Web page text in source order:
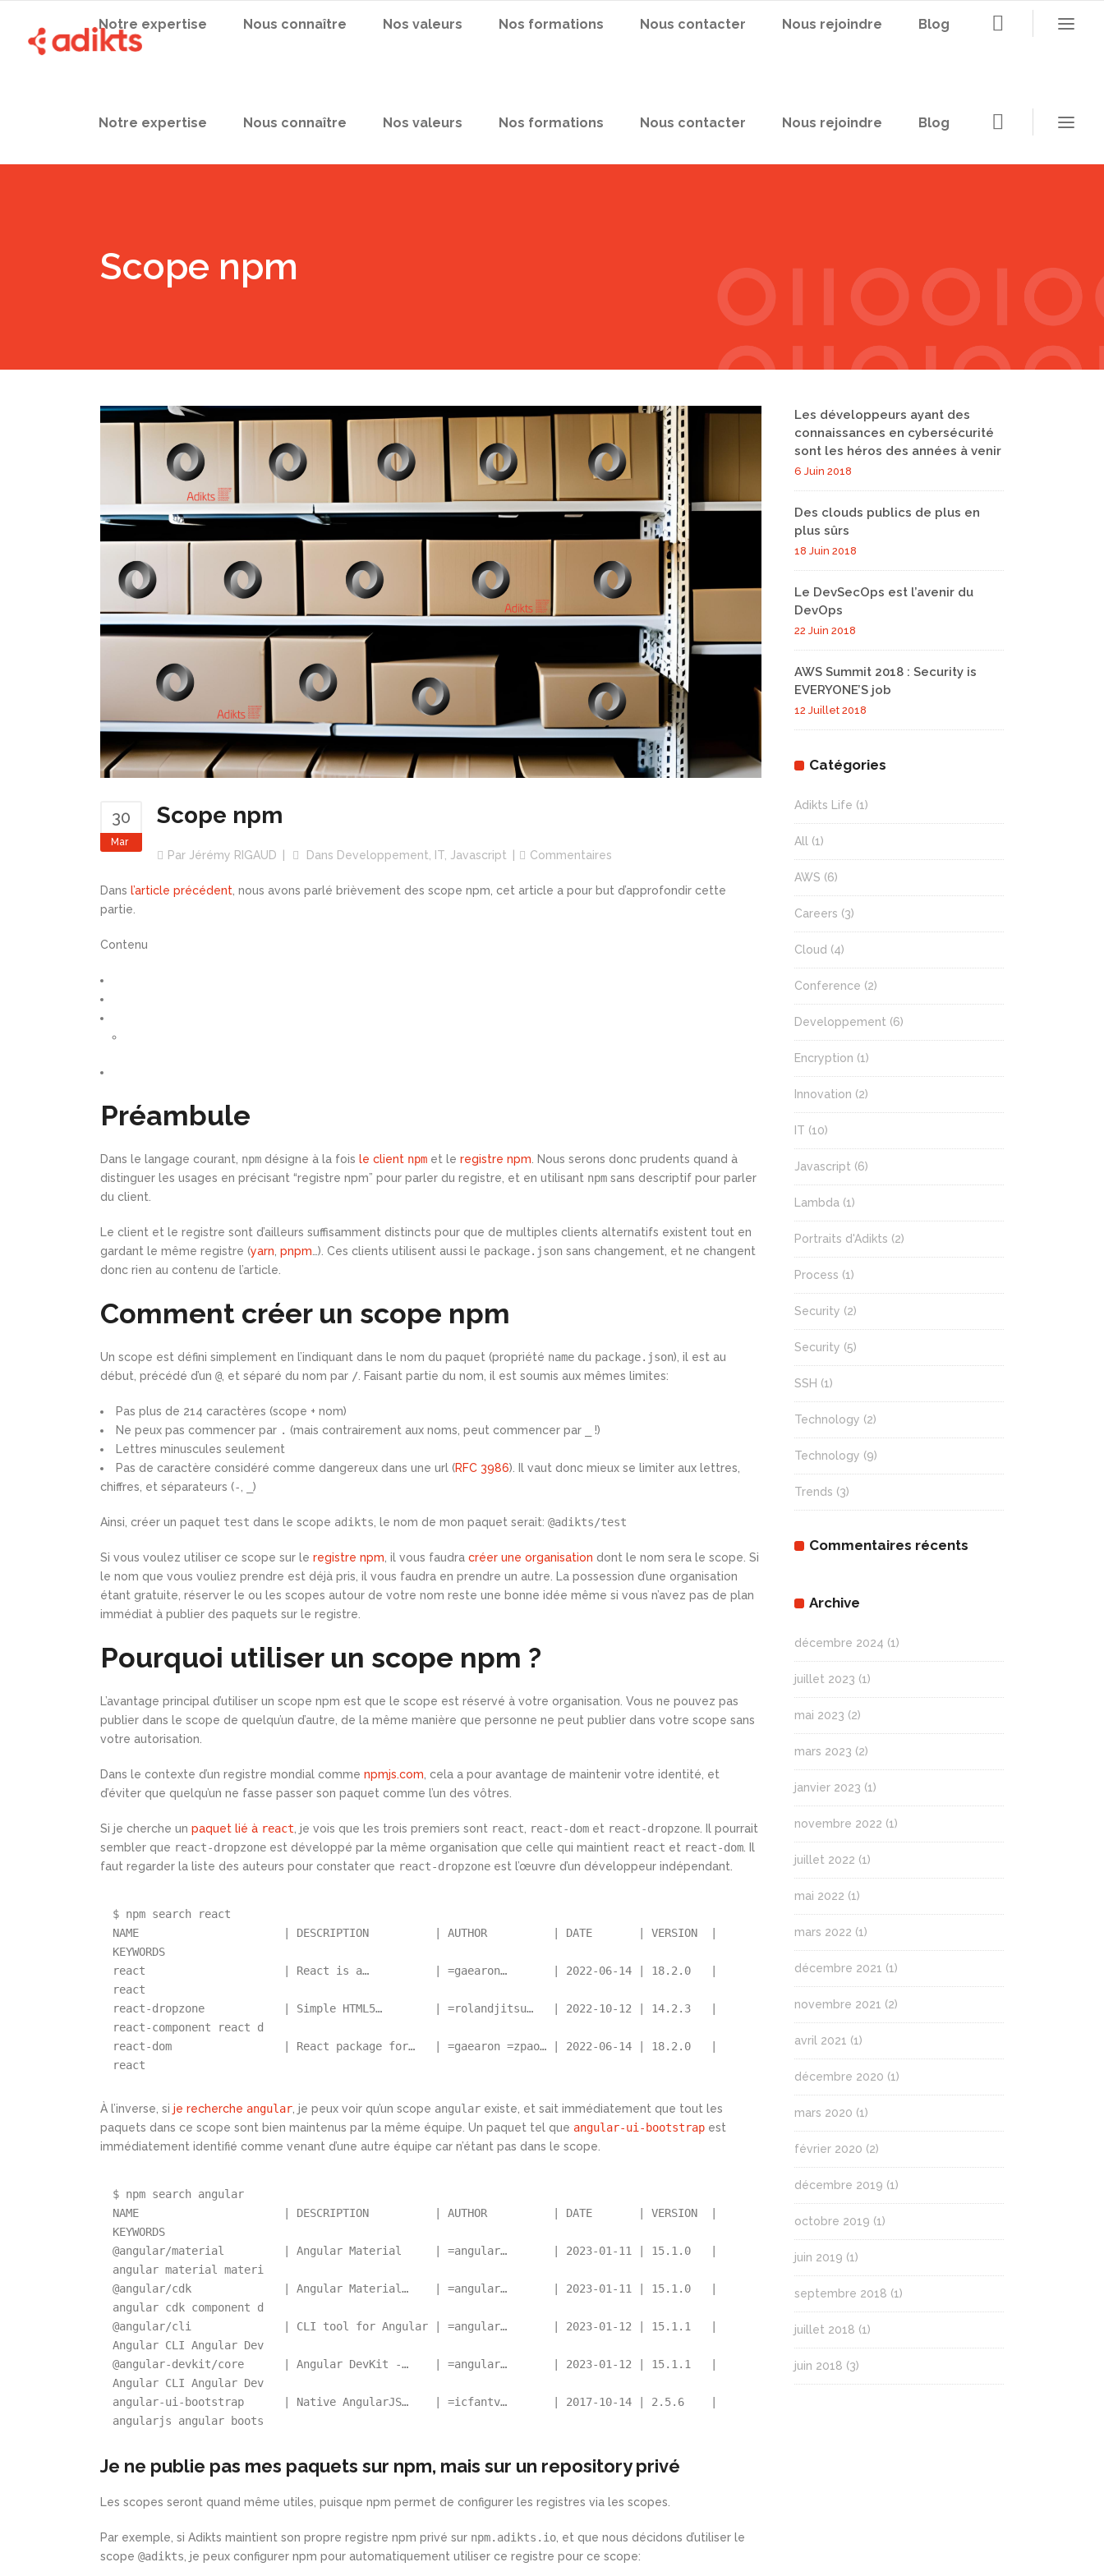
Notre expertise Nous connaître Nos valeurs Nos formations Nous contacter Nous rejoindre Blog
Notre expertise Nous connaître Nos valeurs Nos formations Nous contacter Nous rejoindre Blog
Scope npm
30
Mar
Scope npm
Par Jérémy RIGAUD Dans Developpement IT Javascript Commentaires
Dans l’article précédent , nous avons parlé brièvement des scope npm, cet article a pour but d’approfondir cette
partie.
Contenu
Préambule
Dans le langage courant, npm désigne à la fois le client npm et le registre npm . Nous serons donc prudents quand à
distinguer les usages en précisant “registre npm” pour parler du registre, et en utilisant npm sans descriptif pour parler
du client.
Le client et le registre sont d’ailleurs suffisamment distincts pour que de multiples clients alternatifs existent tout en
gardant le même registre (yarn pnpm …). Ces clients utilisent aussi le package.json sans changement, et ne changent
donc rien au contenu de l’article.
Comment créer un scope npm
Un scope est défini simplement en l’indiquant dans le nom du paquet (propriété name du package.json), il est au
début, précédé d’un @ , et séparé du nom par / . Faisant partie du nom, il est soumis aux mêmes limites:
Pas plus de 214 caractères (scope + nom)
Ne peux pas commencer par . (mais contrairement aux noms, peut commencer par
!)
Lettres minuscules seulement
Pas de caractère considéré comme dangereux dans une url (RFC 3986). Il vaut donc mieux se limiter aux lettres,
chiffres, et séparateurs (- )
Ainsi, créer un paquet test dans le scope adikts , le nom de mon paquet serait: @adikts/test
Si vous voulez utiliser ce scope sur le registre npm , il vous faudra créer une organisation dont le nom sera le scope. Si
le nom que vous vouliez prendre est déjà pris, il vous faudra en prendre un autre. La possession d’une organisation
étant gratuite, réserver le ou les scopes autour de votre nom reste une bonne idée même si vous n’avez pas de plan
immédiat à publier des paquets sur le registre.
Pourquoi utiliser un scope npm ?
L’avantage principal d’utiliser un scope npm est que le scope est réservé à votre organisation. Vous ne pouvez pas
publier dans le scope de quelqu’un d’autre, de la même manière que personne ne peut publier dans votre scope sans
votre autorisation.
Dans le contexte d’un registre mondial comme npmjs.com , cela a pour avantage de maintenir votre identité, et
d’éviter que quelqu’un ne fasse passer son paquet comme l’un des vôtres.
Si je cherche un paquet lié à react , je vois que les trois premiers sont react react-dom et react-dropzone . Il pourrait
sembler que react-dropzone est développé par la même organisation que celle qui maintient react et react-dom . Il
faut regarder la liste des auteurs pour constater que react-dropzone est l’œuvre d’un développeur indépendant.
$ npm search react
NAME
DESCRIPTION AUTHOR DATE VERSION
KEYWORDS
react
React is a… =gaearon… 2022-06-14 18.2.0
react
react-dropzone
Simple HTML5… =rolandjitsu… 2022-10-12 14.2.3
react-component react d
react-dom
React package for… =gaearon =zpao… 2022-06-14 18.2.0
react
À l’inverse, si je recherche angular , je peux voir qu’un scope angular existe, et sait immédiatement que tout les
paquets dans ce scope sont bien maintenus par la même équipe. Un paquet tel que angular-ui-bootstrap est
immédiatement identifié comme venant d’une autre équipe car n’étant pas dans le scope.
$ npm search angular
NAME
DESCRIPTION AUTHOR DATE VERSION
KEYWORDS
@angular/material
Angular Material =angular… 2023-01-11 15.1.0
angular material materi
@angular/cdk
Angular Material… =angular… 2023-01-11 15.1.0
angular cdk component d
@angular/cli
CLI tool for Angular =angular… 2023-01-12 15.1.1
Angular CLI Angular Dev
@angular-devkit/core
Angular DevKit -… =angular… 2023-01-12 15.1.1
Angular CLI Angular Dev
angular-ui-bootstrap
Native AngularJS… =icfantv… 2017-10-14 2.5.6
angularjs angular boots
Je ne publie pas mes paquets sur npm, mais sur un repository privé
Les scopes seront quand même utiles, puisque npm permet de configurer les registres via les scopes.
Par exemple, si Adikts maintient son propre registre npm privé sur npm.adikts.io , et que nous décidons d’utiliser le
scope @adikts , je peux configurer npm pour automatiquement utiliser ce registre pour ce scope:
Les développeurs ayant des
connaissances en cybersécurité
sont les héros des années à venir
6 Juin 2018
Des clouds publics de plus en
plus sûrs
18 Juin 2018
Le DevSecOps est l’avenir du
DevOps
22 Juin 2018
AWS Summit 2018 : Security is
EVERYONE’S job
12 Juillet 2018
Catégories
Adikts Life (1)
All (1)
AWS (6)
Careers (3)
Cloud (4)
Conference (2)
Developpement (6)
Encryption (1)
Innovation (2)
IT (10)
Javascript (6)
Lambda (1)
Portraits d'Adikts (2)
Process (1)
Security (2)
Security (5)
SSH (1)
Technology (2)
Technology (9)
Trends (3)
Commentaires récents
Archive
décembre 2024 (1)
juillet 2023 (1)
mai 2023 (2)
mars 2023 (2)
janvier 2023 (1)
novembre 2022 (1)
juillet 2022 (1)
mai 2022 (1)
mars 2022 (1)
décembre 2021 (1)
novembre 2021 (2)
avril 2021 (1)
décembre 2020 (1)
mars 2020 (1)
février 2020 (2)
décembre 2019 (1)
octobre 2019 (1)
juin 2019 (1)
septembre 2018 (1)
juillet 2018 (1)
juin 2018 (3)